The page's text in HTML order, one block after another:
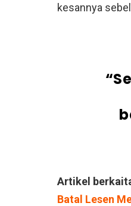
kesannya
Artikel
Batal Lesen